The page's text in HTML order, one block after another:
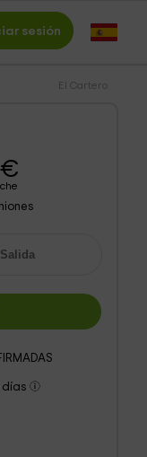
sesión
El Cartero
€
días